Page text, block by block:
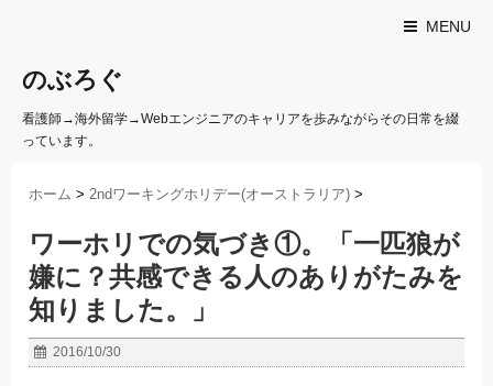
MENU
のぶろぐ
看護師→海外留学→Webエンジニアのキャリアを歩みながらその日常を綴
っています。
ホーム >2ndワーキングホリデー(オーストラリア) >
ワーホリでの気づき①。「一匹狼が
嫌に？共感できる人のありがたみを
知りました。」
2016/10/30